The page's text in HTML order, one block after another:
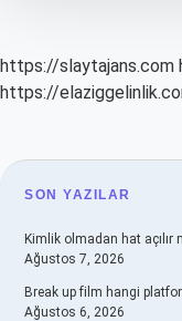
https://slaytajans.com
https://
SON YAZILAR
Kimlik olmadan hat açılır
Ağustos 7, 2026
Break up film hangi
Ağustos 6, 2026